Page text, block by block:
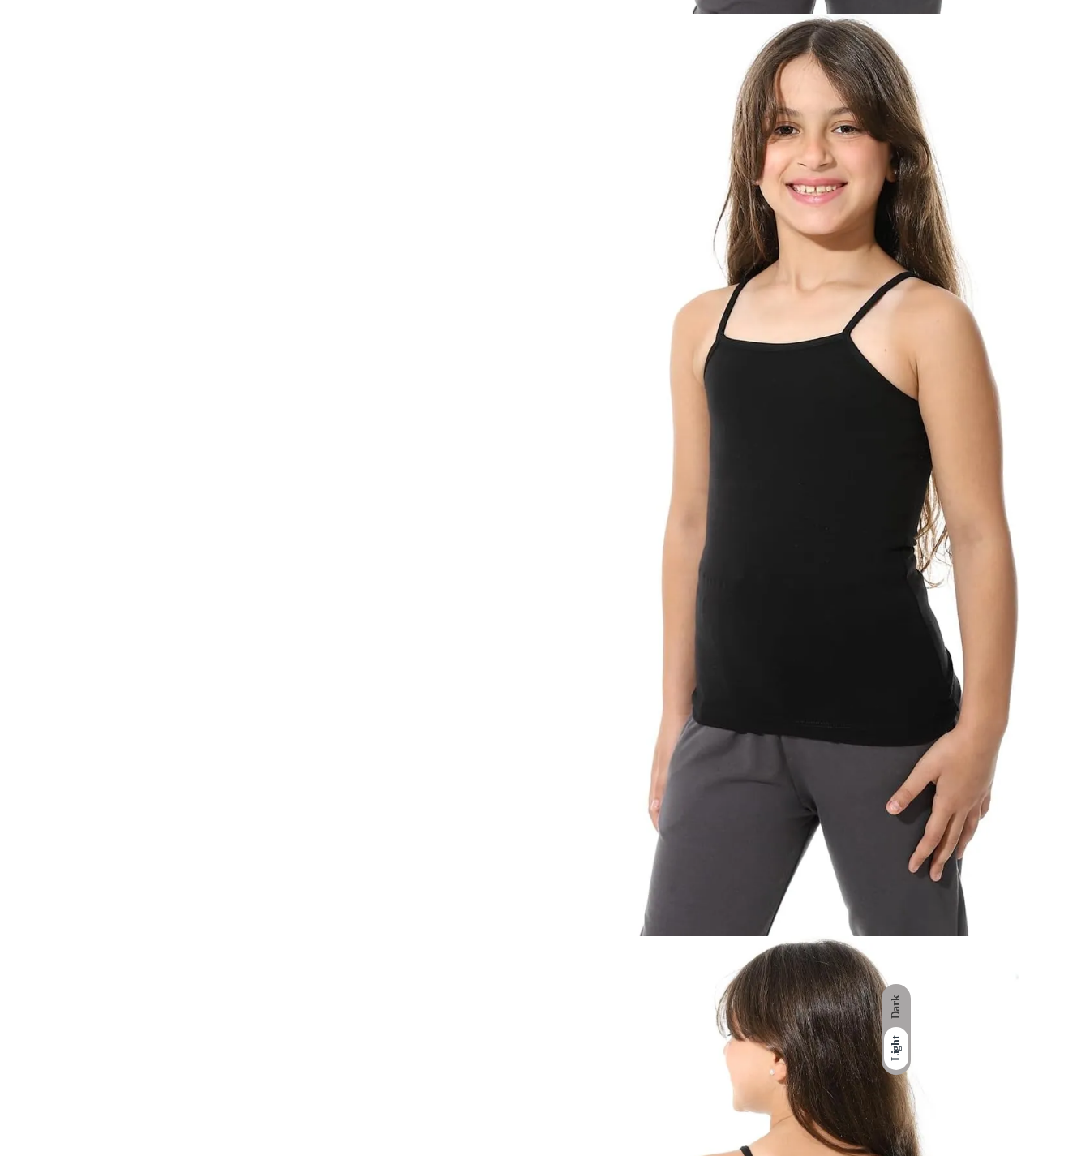
Dark
Light